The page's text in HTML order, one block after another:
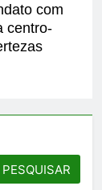
com
centro-
PESQUISAR